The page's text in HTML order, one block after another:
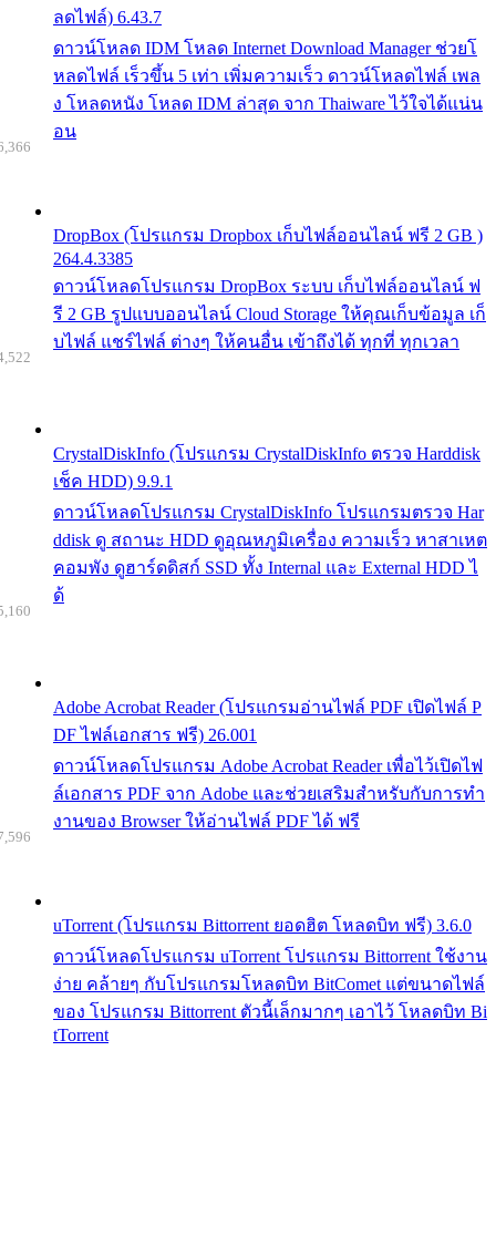
ลดไฟล์) 6.43.7
ดาวน์โหลด IDM โหลด Internet Download Manager ช่วยโ
หลดไฟล์ เร็วขึ้น 5 เท่า เพิ่มความเร็ว ดาวน์โหลดไฟล์ เพล
ง โหลดหนัง โหลด IDM ล่าสุด จาก Thaiware ไว้ใจได้แน่น
อน
DropBox (โปรแกรม Dropbox เก็บไฟล์ออนไลน์ ฟรี 2 GB )
264.4.3385
ดาวน์โหลดโปรแกรม DropBox ระบบ เก็บไฟล์ออนไลน์ ฟ
รี 2 GB รูปแบบออนไลน์ Cloud Storage ให้คุณเก็บข้อมูล เก็
บไฟล์ แชร์ไฟล์ ต่างๆ ให้คนอื่น เข้าถึงได้ ทุกที่ ทุกเวลา
CrystalDiskInfo (โปรแกรม CrystalDiskInfo ตรวจ Harddisk
เช็ค HDD) 9.9.1
ดาวน์โหลดโปรแกรม CrystalDiskInfo โปรแกรมตรวจ Har
ddisk ดู สถานะ HDD ดูอุณหภูมิเครื่อง ความเร็ว หาสาเหต
คอมพัง ดูฮาร์ดดิสก์ SSD ทั้ง Internal และ External HDD ไ
ด้
Adobe Acrobat Reader (โปรแกรมอ่านไฟล์ PDF เปิดไฟล์ P
DF ไฟล์เอกสาร ฟรี) 26.001
ดาวน์โหลดโปรแกรม Adobe Acrobat Reader เพื่อไว้เปิดไฟ
ล์เอกสาร PDF จาก Adobe และช่วยเสริมสำหรับกับการทำ
งานของ Browser ให้อ่านไฟล์ PDF ได้ ฟรี
uTorrent (โปรแกรม Bittorrent ยอดฮิต โหลดบิท ฟรี) 3.6.0
ดาวน์โหลดโปรแกรม uTorrent โปรแกรม Bittorrent ใช้งาน
ง่าย คล้ายๆ กับโปรแกรมโหลดบิท BitComet แต่ขนาดไฟล์
ของ โปรแกรม Bittorrent ตัวนี้เล็กมากๆ เอาไว้ โหลดบิท Bi
tTorrent